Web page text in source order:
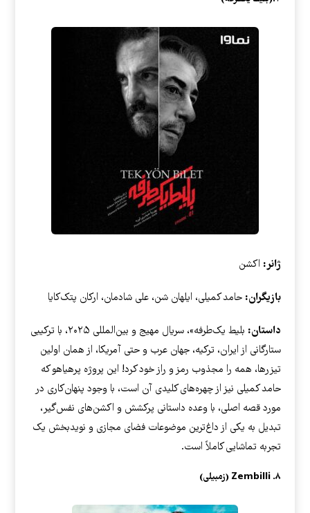
ژانر: اکشن
بازیگران: حامد کمیلی، ایلهان شن، علی شادمان، ارکان پتک‌کایا
داستان:
بلیط یک‌طرفه»، سریال مهیج و بین‌المللی ۲۰۲۵، با ترکیبی
ستارگانی از ایران، ترکیه، جهان عرب و حتی آمریکا، از همان اولین
تیزرها، همه را مجذوب رمز و راز خود کرد! این پروژه پرهیاهو که
حامد کمیلی نیز از چهره‌های کلیدی آن است، با وجود پنهان‌کاری در
مورد قصه اصلی، با وعده داستانی پرکشش و اکشن‌های نفس‌گیر،
تبدیل به یکی از داغ‌ترین موضوعات فضای مجازی و نویدبخش یک
تجربه تماشایی کاملاً است.
۸. Zembilli (زمبیلی)